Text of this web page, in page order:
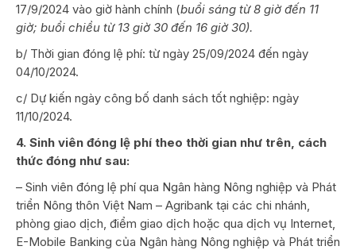
17/9/2024 vào giờ hành chính (buổi sáng từ 8 giờ đến 11
giờ; buổi chiều từ 13 giờ 30 đến 16 giờ 30).
b/ Thời gian đóng lệ phí: từ ngày 25/09/2024 đến ngày
04/10/2024.
c/ Dự kiến ngày công bố danh sách tốt nghiệp: ngày
11/10/2024.
4. Sinh viên đóng lệ phí theo thời gian như trên, cách
thức đóng như sau:
– Sinh viên đóng lệ phí qua Ngân hàng Nông nghiệp và Phát
triển Nông thôn Việt Nam – Agribank tại các chi nhánh,
phòng giao dịch, điểm giao dịch hoặc qua dịch vụ Internet,
E-Mobile Banking của Ngân hàng Nông nghiệp và Phát triển